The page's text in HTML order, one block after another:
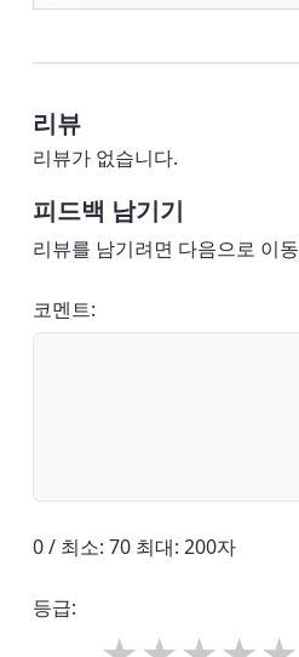
리뷰
리뷰가 없습니다.
피드백 남기기
리뷰를 남기려면 다음으로 이
코멘트:
0 / 최소: 70 최대: 200자
등급: